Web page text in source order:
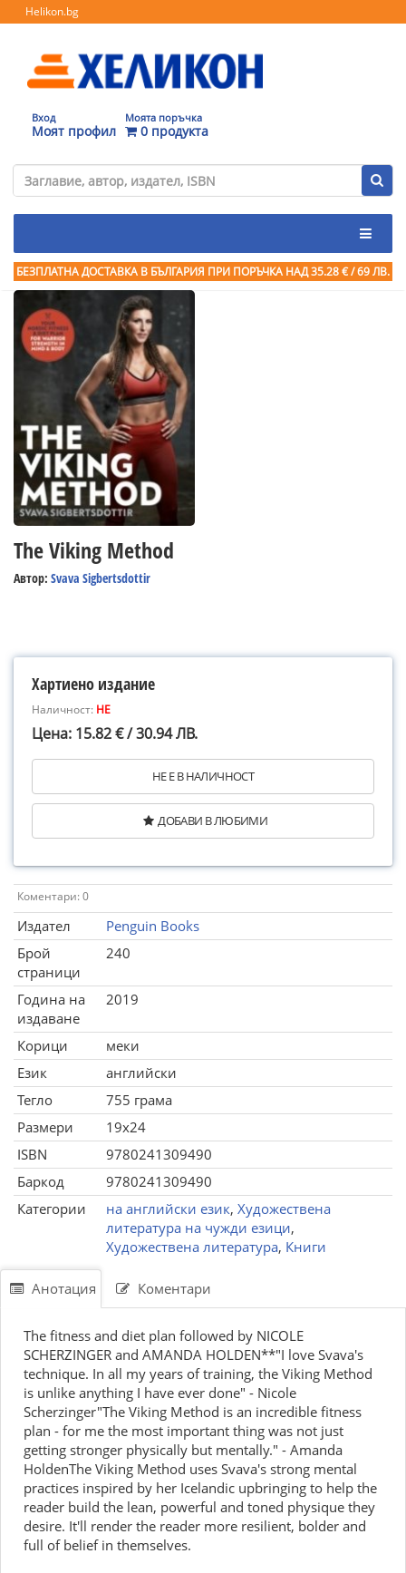
Helikon.bg
Вход
Моят профил
Моята поръчка
0 продукта
БЕЗПЛАТНА ДОСТАВКА В БЪЛГАРИЯ ПРИ ПОРЪЧКА НАД 35.28 € / 69 ЛВ.
The Viking Method
Автор: Svava Sigbertsdottir
Хартиено издание
Наличност: НЕ
Цена: 15.82 € / 30.94 ЛВ.
НЕ Е В НАЛИЧНОСТ
ДОБАВИ В ЛЮБИМИ
Коментари: 0
Издател
Penguin Books
Брой
страници
240
Година на
издаване
2019
Корици
меки
Език
английски
Тегло
755 грама
Размери
19x24
ISBN
9780241309490
Баркод
9780241309490
Категории
на английски език, Художествена
литература на чужди езици,
Художествена литература, Книги
Анотация Коментари
The fitness and diet plan followed by NICOLE
SCHERZINGER and AMANDA HOLDEN**"I love Svava's
technique. In all my years of training, the Viking Method
is unlike anything I have ever done" - Nicole
Scherzinger"The Viking Method is an incredible fitness
plan - for me the most important thing was not just
getting stronger physically but mentally." - Amanda
HoldenThe Viking Method uses Svava's strong mental
practices inspired by her Icelandic upbringing to help the
reader build the lean, powerful and toned physique they
desire. It'll render the reader more resilient, bolder and
full of belief in themselves.